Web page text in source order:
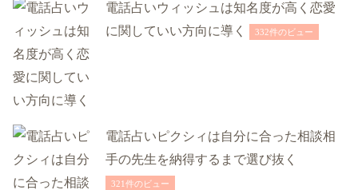
電話占いウィッシュは知名度が高く恋愛
に関していい方向に導く
332件のビュー
電話占いピクシィは自分に合った相談相
手の先生を納得するまで選び抜く
321件のビュー